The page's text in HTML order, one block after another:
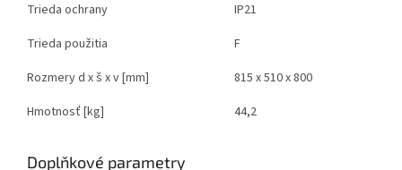
Trieda ochrany
IP21
Trieda použitia
F
Rozmery d x š x v [mm]
815 x 510 x 800
Hmotnosť [kg]
44,2
Doplňkové parametry